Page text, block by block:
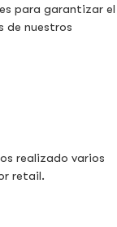
para garantizar el
de nuestros
realizado varios
retail.